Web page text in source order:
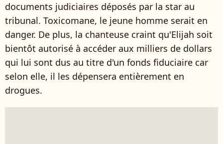
documents judiciaires déposés par la star au
tribunal. Toxicomane, le jeune homme serait en
danger. De plus, la chanteuse craint qu'Elijah soit
bientôt autorisé à accéder aux milliers de dollars
qui lui sont dus au titre d'un fonds fiduciaire car
selon elle, il les dépensera entièrement en
drogues.